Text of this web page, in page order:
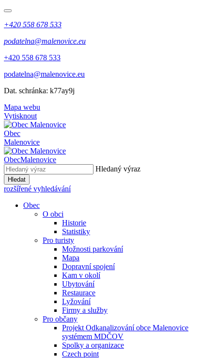
+420 558 678 533
podatelna@malenovice.eu
+420 558 678 533
podatelna@malenovice.eu
Dat. schránka: k77ay9j
Mapa webu
Vytisknout
Obec
Malenovice
ObecMalenovice
Hledaný výraz
Hledat
rozšířené vyhledávání
Obec
O obci
Historie
Statistiky
Pro turisty
Možnosti parkování
Mapa
Dopravní spojení
Kam v okolí
Ubytování
Restaurace
Lyžování
Firmy a služby
Pro občany
Projekt Odkanalizování obce Malenovice
systémem MDČOV
Spolky a organizace
Czech point